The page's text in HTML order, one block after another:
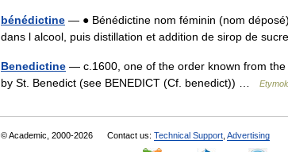
bénédictine — ● Bénédictine nom féminin (nom
dans l alcool, puis distillation et addition de sirop de
Benedictine — c.1600, one of the order known from
by St. Benedict (see BENEDICT (Cf. benedict)) …
© Academic, 2000-2026 Contact us: Technical Support Advertising